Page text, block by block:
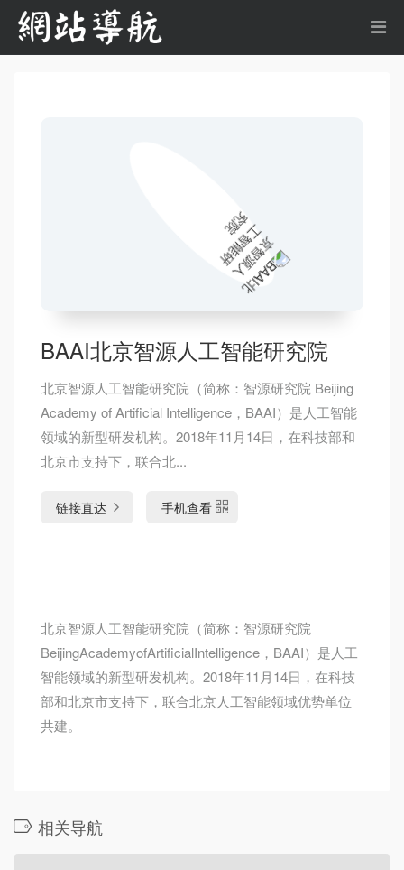
BAAI北京智源人工智能研究院
北京智源人工智能研究院（简称：智源研究院 Beijing
Academy of Artificial Intelligence，BAAI）是人工智能
领域的新型研发机构。2018年11月14日，在科技部和
北京市支持下，联合北...
链接直达 手机查看
北京智源人工智能研究院（简称：智源研究院
BeijingAcademyofArtificialIntelligence，BAAI）是人工
智能领域的新型研发机构。2018年11月14日，在科技
部和北京市支持下，联合北京人工智能领域优势单位
共建。
相关导航